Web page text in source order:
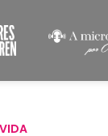
VIDA